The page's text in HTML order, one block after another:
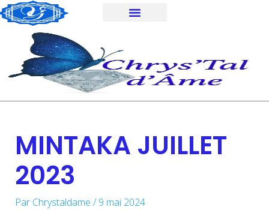
Aller
au
contenu
MINTAKA JUILLET
2023
Par Chrystaldame /9 mai 2024